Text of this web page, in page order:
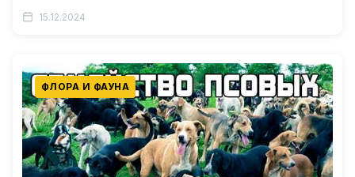
15.12.2024
ФЛОРА И ФАУНА